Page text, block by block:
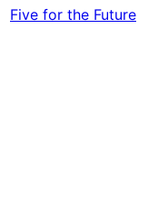
Five for the Future